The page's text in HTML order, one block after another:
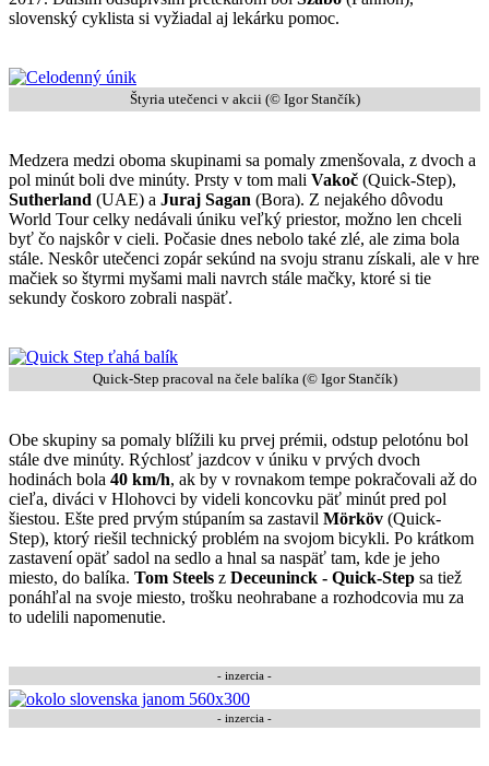
slovenský cyklista si vyžiadal aj lekárku pomoc.
Štyria utečenci v akcii (© Igor Stančík)
Medzera medzi oboma skupinami sa pomaly zmenšovala, z dvoch a
pol minút boli dve minúty. Prsty v tom mali Vakoč (Quick-Step),
Sutherland (UAE) a Juraj Sagan (Bora). Z nejakého dôvodu
World Tour celky nedávali úniku veľký priestor, možno len chceli
byť čo najskôr v cieli. Počasie dnes nebolo také zlé, ale zima bola
stále. Neskôr utečenci zopár sekúnd na svoju stranu získali, ale v hre
mačiek so štyrmi myšami mali navrch stále mačky, ktoré si tie
sekundy čoskoro zobrali naspäť.
Quick-Step pracoval na čele balíka (© Igor Stančík)
Obe skupiny sa pomaly blížili ku prvej prémii, odstup pelotónu bol
stále dve minúty. Rýchlosť jazdcov v úniku v prvých dvoch
hodinách bola 40 km/h, ak by v rovnakom tempe pokračovali až do
cieľa, diváci v Hlohovci by videli koncovku päť minút pred pol
šiestou. Ešte pred prvým stúpaním sa zastavil Mörköv (Quick-
Step), ktorý riešil technický problém na svojom bicykli. Po krátkom
zastavení opäť sadol na sedlo a hnal sa naspäť tam, kde je jeho
miesto, do balíka. Tom Steels z Deceuninck - Quick-Step sa tiež
ponáhľal na svoje miesto, trošku neohrabane a rozhodcovia mu za
to udelili napomenutie.
- inzercia -
- inzercia -